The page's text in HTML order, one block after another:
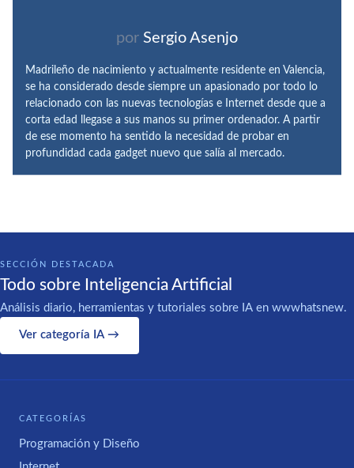
por Sergio Asenjo
Madrileño de nacimiento y actualmente residente en Valencia,
se ha considerado desde siempre un apasionado por todo lo
relacionado con las nuevas tecnologías e Internet desde que a
corta edad llegase a sus manos su primer ordenador. A partir
de ese momento ha sentido la necesidad de probar en
profundidad cada gadget nuevo que salía al mercado.
SECCIÓN DESTACADA
Todo sobre Inteligencia Artificial
Análisis diario, herramientas y tutoriales sobre IA en wwwhatsnew.
Ver categoría IA →
CATEGORÍAS
Programación y Diseño